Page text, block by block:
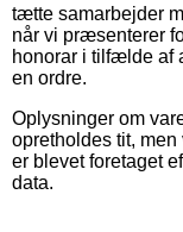
tætte samarbejder
når vi præsenterer
honorar i tilfælde af
en ordre.
Oplysninger om
opretholdes tit,
er blevet foretaget
data.